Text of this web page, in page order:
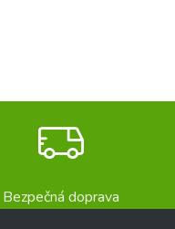
Bezpečná doprava